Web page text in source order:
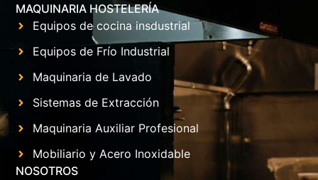
MAQUINARIA HOSTELERÍA
Equipos de cocina insdustrial
Equipos de Frío Industrial
Maquinaria de Lavado
Sistemas de Extracción
Maquinaria Auxiliar Profesional
Mobiliario y Acero Inoxidable
NOSOTROS